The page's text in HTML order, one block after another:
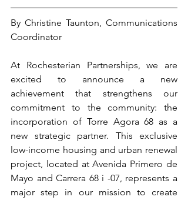
By Christine Taunton, Communications
Coordinator
At Rochesterian Partnerships, we are
excited to announce a new
achievement that strengthens our
commitment to the community: the
incorporation of Torre Agora 68 as a
new strategic partner. This exclusive
low-income housing and urban renewal
project, located at Avenida Primero de
Mayo and Carrera 68 i -07, represents a
major step in our mission to create